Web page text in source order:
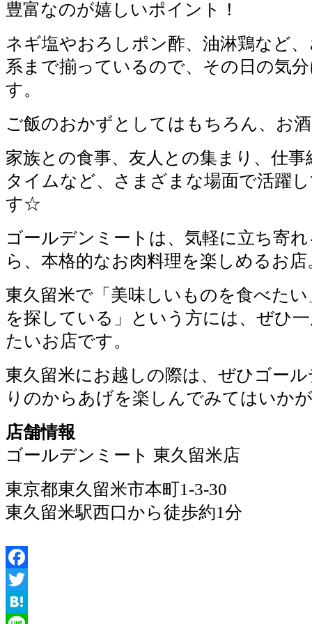
豊富なのが嬉しいポイント！
ネギ塩やおろしポン酢、油淋鶏など
系まで揃っているので、その日の気
す。
ご飯のおかずとしてはもちろん、お
家族との食事、友人との集まり、仕
タイムなど、さまざまな場面で活躍
す☆
ゴールデンミートは、気軽に立ち寄
ら、本格的なお肉料理を楽しめるお店
東久留米で「美味しいものを食べた
を探している」という方には、ぜひ
たいお店です。
東久留米にお越しの際は、ぜひゴー
りのからあげを楽しんでみてはいか
店舗情報
ゴールデンミート 東久留米店
東京都東久留米市本町1-3-30
東久留米駅西口から徒歩約1分
Facebook
Twitter